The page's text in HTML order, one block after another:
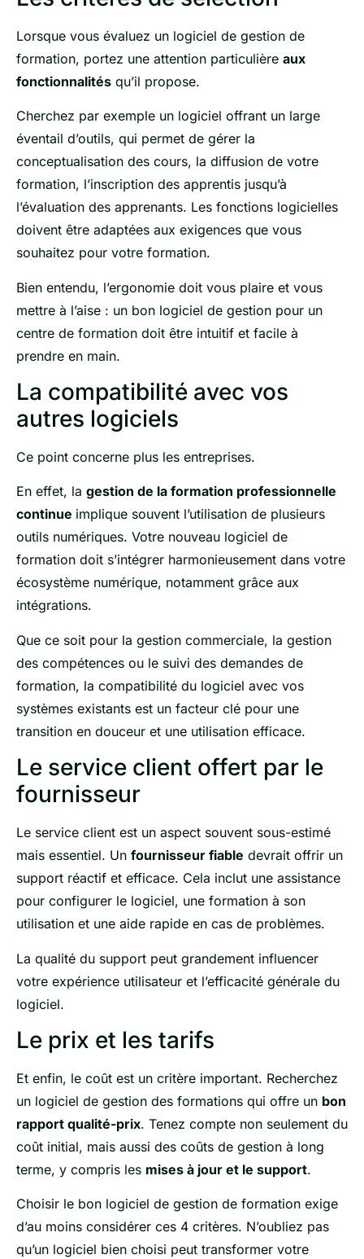
Lorsque vous évaluez un logiciel de gestion de
formation, portez une attention particulière aux
fonctionnalités qu’il propose.
Cherchez par exemple un logiciel offrant un large
éventail d’outils, qui permet de gérer la
conceptualisation des cours, la diffusion de votre
formation, l’inscription des apprentis jusqu’à
l’évaluation des apprenants. Les fonctions logicielles
doivent être adaptées aux exigences que vous
souhaitez pour votre formation.
Bien entendu, l’ergonomie doit vous plaire et vous
mettre à l’aise : un bon logiciel de gestion pour un
centre de formation doit être intuitif et facile à
prendre en main.
La compatibilité avec vos
autres logiciels
Ce point concerne plus les entreprises.
En effet, la gestion de la formation professionnelle
continue implique souvent l’utilisation de plusieurs
outils numériques. Votre nouveau logiciel de
formation doit s’intégrer harmonieusement dans votre
écosystème numérique, notamment grâce aux
intégrations.
Que ce soit pour la gestion commerciale, la gestion
des compétences ou le suivi des demandes de
formation, la compatibilité du logiciel avec vos
systèmes existants est un facteur clé pour une
transition en douceur et une utilisation efficace.
Le service client offert par le
fournisseur
Le service client est un aspect souvent sous-estimé
mais essentiel. Un fournisseur fiable devrait offrir un
support réactif et efficace. Cela inclut une assistance
pour configurer le logiciel, une formation à son
utilisation et une aide rapide en cas de problèmes.
La qualité du support peut grandement influencer
votre expérience utilisateur et l’efficacité générale du
logiciel.
Le prix et les tarifs
Et enfin, le coût est un critère important. Recherchez
un logiciel de gestion des formations qui offre un bon
rapport qualité-prix. Tenez compte non seulement du
coût initial, mais aussi des coûts de gestion à long
terme, y compris les mises à jour et le support.
Choisir le bon logiciel de gestion de formation exige
d’au moins considérer ces 4 critères. N’oubliez pas
qu’un logiciel bien choisi peut transformer votre